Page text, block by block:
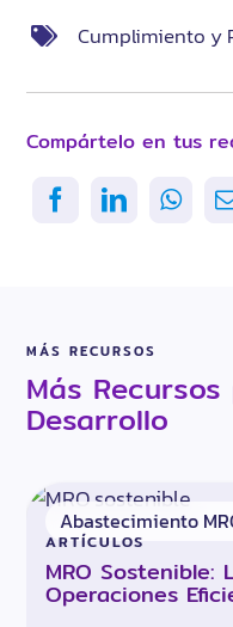
Cumplimiento y
Compártelo en tus
MÁS RECURSOS
Más
Desarrollo
Abastecimiento
ARTÍCULOS
MRO Sostenible:
Operaciones